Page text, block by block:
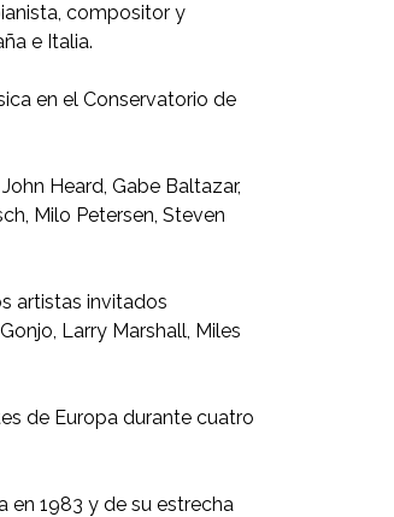
compositor y
e Italia.
en el Conservatorio de
Heard, Gabe Baltazar,
Milo Petersen, Steven
artistas invitados
Larry Marshall, Miles
de Europa durante cuatro
en 1983 y de su estrecha